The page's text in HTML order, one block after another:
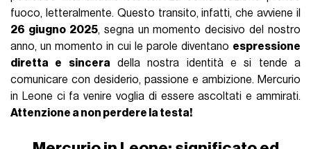
fuoco, letteralmente. Questo transito, infatti, che avviene il
26 giugno 2025, segna un momento decisivo del nostro
anno, un momento in cui le parole diventano espressione
diretta e sincera della nostra identità e si tende a
comunicare con desiderio, passione e ambizione. Mercurio
in Leone ci fa venire voglia di essere ascoltati e ammirati.
Attenzione a non perdere la testa!